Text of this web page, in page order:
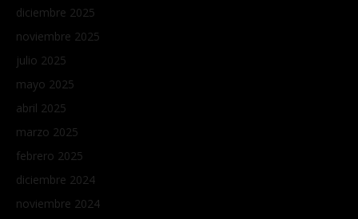
diciembre 2025
noviembre 2025
julio 2025
mayo 2025
abril 2025
marzo 2025
febrero 2025
diciembre 2024
noviembre 2024